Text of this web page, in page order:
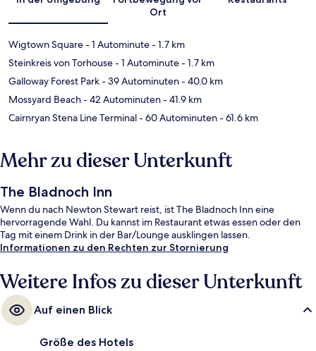
Ort
Wigtown Square- 1 Autominute- 1.7 km
Steinkreis von Torhouse- 1 Autominute- 1.7 km
Galloway Forest Park- 39 Autominuten- 40.0 km
Mossyard Beach- 42 Autominuten- 41.9 km
Cairnryan Stena Line Terminal- 60 Autominuten- 61.6 km
Mehr zu dieser Unterkunft
The Bladnoch Inn
Wenn du nach Newton Stewart reist, ist The Bladnoch Inn eine
hervorragende Wahl. Du kannst im Restaurant etwas essen oder den
Tag mit einem Drink in der Bar/Lounge ausklingen lassen.
Informationen zu den Rechten zur Stornierung
Weitere Infos zu dieser Unterkunft
Auf einen Blick
Größe des Hotels